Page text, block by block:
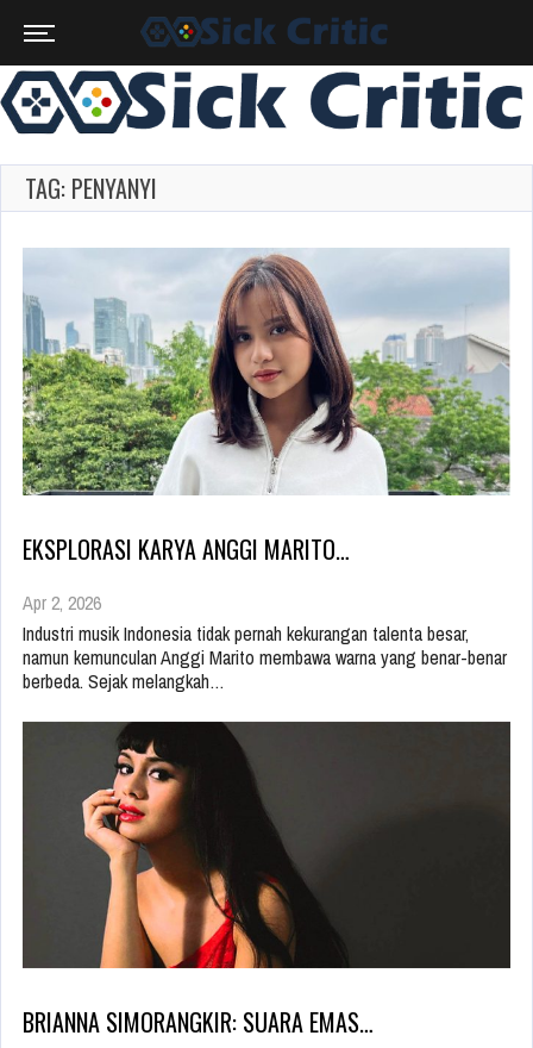
TAG: PENYANYI
EKSPLORASI KARYA ANGGI MARITO…
Apr 2, 2026
Industri musik Indonesia tidak pernah kekurangan talenta besar,
namun kemunculan Anggi Marito membawa warna yang benar-benar
berbeda. Sejak melangkah…
BRIANNA SIMORANGKIR: SUARA EMAS…